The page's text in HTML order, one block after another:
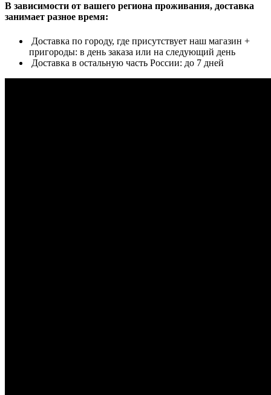
В зависимости от вашего региона проживания, доставка
занимает разное время:
Доставка по городу, где присутствует наш магазин +
пригороды: в день заказа или на следующий день
Доставка в остальную часть России: до 7 дней